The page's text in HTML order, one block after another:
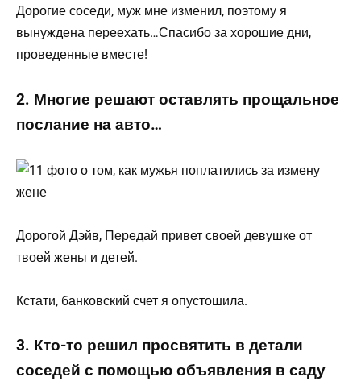
Дорогие соседи, муж мне изменил, поэтому я
вынуждена переехать…Спасибо за хорошие дни,
проведенные вместе!
2. Многие решают оставлять прощальное
послание на авто…
Дорогой Дэйв, Передай привет своей девушке от
твоей жены и детей.
Кстати, банковский счет я опустошила.
3. Кто-то решил просвятить в детали
соседей с помощью объявления в саду